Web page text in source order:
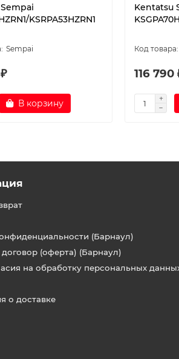
KSRPA53HZRN1
Sempai
В корзину
Kentatsu
116 790
(Барнаул)
(оферта) (Барнаул)
на обработку персональных
о доставке